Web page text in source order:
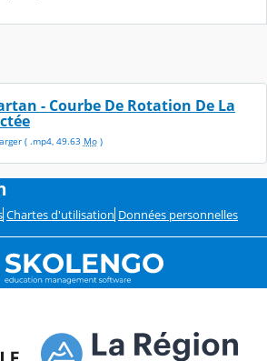
- Courbe De Rotation De La
( .mp4, 49.63 Mo)
Chartes d'utilisation Données personnelles